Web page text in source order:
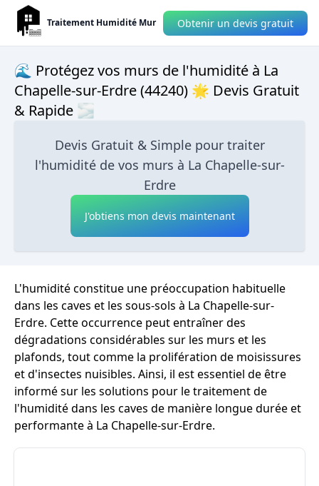
Traitement Humidité Mur Obtenir un devis gratuit
🌊 Protégez vos murs de l'humidité à La
Chapelle-sur-Erdre (44240) 🌟 Devis Gratuit
& Rapide 🌫
Devis Gratuit & Simple pour traiter
l'humidité de vos murs à La Chapelle-sur-
Erdre
J'obtiens mon devis maintenant
L'humidité constitue une préoccupation habituelle
dans les caves et les sous-sols à La Chapelle-sur-
Erdre. Cette occurrence peut entraîner des
dégradations considérables sur les murs et les
plafonds, tout comme la prolifération de moisissures
et d'insectes nuisibles. Ainsi, il est essentiel de être
informé sur les solutions pour le traitement de
l'humidité dans les caves de manière longue durée et
performante à La Chapelle-sur-Erdre.